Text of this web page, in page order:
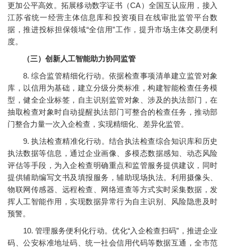
更加公平高效。拓展移动数字证书（CA）全国互认应用，接入
江苏省统一经营主体信息库和投资项目在线审批监管平台数
据，推进投标担保领域“全信用”工作，提升市场主体交易便利
度。
（三）创新人工智能助力协同监管
8. 综合监管精细化行动。依据检查事项清单建立监管对象
库，以信用为基础，建立分级分类标准，构建智能检查任务模
型，健全企业标签，自主识别监管对象、涉及的执法部门，在
抽取检查对象时自动提醒执法部门可整合的检查任务，推动部
门整合力量一次入企检查，实现精细化、差异化监管。
9. 执法检查精准化行动。结合执法检查综合知识库和历史
执法数据等信息，通过企业画像、多模态数据感知、动态风险
评估等手段，为入企检查明确重点和监管服务提供建议，同时
提供辅助编写文书及填报服务，辅助现场执法。利用摄像头、
物联网传感器、远程检查、网络巡查等方式实时采集数据，发
挥人工智能作用，实现数据异常行为自主识别、风险隐患及时
预警。
10. 管理服务便利化行动。优化“入企检查扫码”，推进企业
码、公安标准地址码、统一社会信用代码等数据互通，全市范